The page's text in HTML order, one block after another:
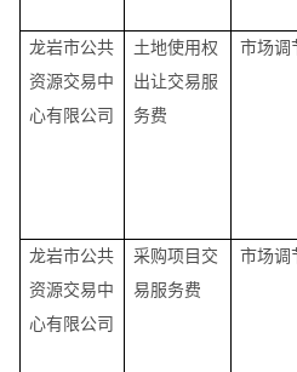
龙岩市公共
资源交易中
心有限公司
土地使用权
出让交易服
务费
市场调
龙岩市公共
资源交易中
心有限公司
采购项目交
易服务费
市场调